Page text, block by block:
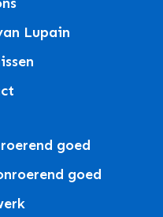
Lupain
goed
goed